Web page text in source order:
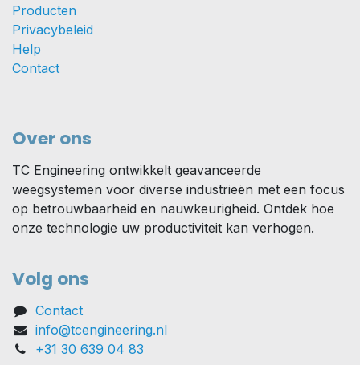
Producten
Privacybeleid
Help
Contact
Over ons
TC Engineering ontwikkelt geavanceerde
weegsystemen voor diverse industrieën met een focus
op betrouwbaarheid en nauwkeurigheid. Ontdek hoe
onze technologie uw productiviteit kan verhogen.
Volg ons
Contact
info@tcengineering.nl
+31 30 639 04 83